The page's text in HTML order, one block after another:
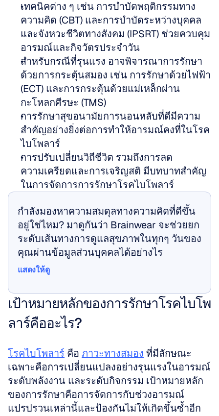
เทคนิคต่าง ๆ เช่น การบำบัดพฤติกรรมทาง
ความคิด (CBT) และการบำบัดระหว่างบุคคล
และจังหวะชีวิตทางสังคม (IPSRT) ช่วยควบคุม
อารมณ์และกิจวัตรประจำวัน
สำหรับกรณีที่รุนแรง อาจพิจารณาการรักษา
ด้วยการกระตุ้นสมอง เช่น การรักษาด้วยไฟฟ้า
(ECT) และการกระตุ้นด้วยแม่เหล็กผ่าน
กะโหลกศีรษะ (TMS)
การรักษาสุขอนามัยการนอนหลับที่ดีมีความ
สำคัญอย่างยิ่งต่อการทำให้อารมณ์คงที่ในโรค
ไบโพลาร์
การปรับเปลี่ยนวิถีชีวิต รวมถึงการลด
ความเครียดและการเจริญสติ มีบทบาทสำคัญ
ในการจัดการการรักษาโรคไบโพลาร์
กำลังมองหาความสมดุลทางความคิดที่ดีขึ้น
อยู่ใช่ไหม? มาดูกันว่า Brainwear จะช่วยยก
ระดับเส้นทางการดูแลสุขภาพในทุกๆ วันของ
คุณผ่านข้อมูลส่วนบุคคลได้อย่างไร
แสดงให้ดู
เป้าหมายหลักของการรักษาโรคไบโพ
ลาร์คืออะไร?
โรคไบโพลาร์ คือ ภาวะทางสมอง ที่มีลักษณะ
เฉพาะคือการเปลี่ยนแปลงอย่างรุนแรงในอารมณ์
ระดับพลังงาน และระดับกิจกรรม เป้าหมายหลัก
ของการรักษาคือการจัดการกับช่วงอารมณ์
แปรปรวนเหล่านี้และป้องกันไม่ให้เกิดขึ้นซ้ำอีก